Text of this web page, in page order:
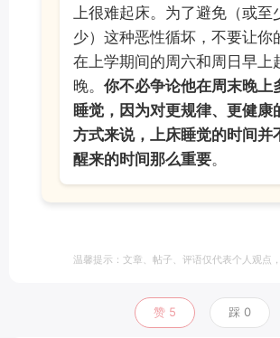
上很难起床。为了避免（或至
少）这种恶性循坏，不要让你
在上学期间的周六和周日早上
晚。 你不必争论他在周末晚上
睡觉，因为对更规律、更健康
方式来说，上床睡觉的时间并
醒来的时间那么重要。
温馨提示：文章、帖子、评语仅代表个人观点
赞 5 踩 0